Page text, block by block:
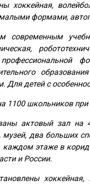
хоккейная,
формами,
современным
детей с
школьников при
актовый зал на
два больших
этаже в
и России.
хоккейная,